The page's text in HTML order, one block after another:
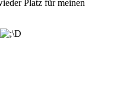
Platz für meinen